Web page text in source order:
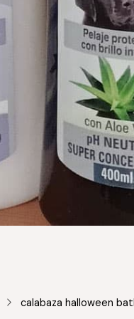
calabaza halloween